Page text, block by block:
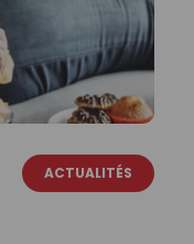
ACTUALITÉS